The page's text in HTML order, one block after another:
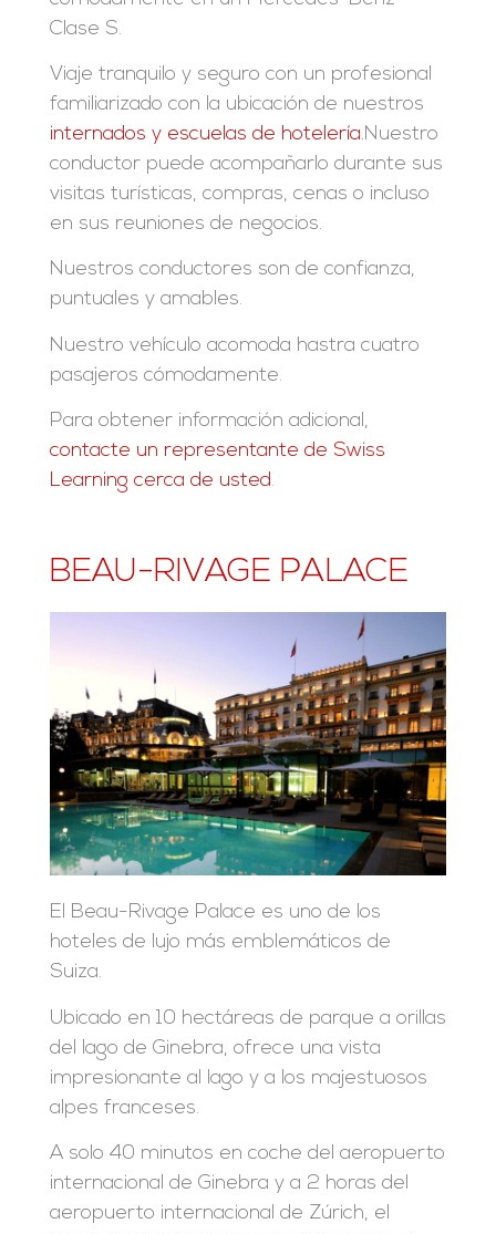
Clase S.
Viaje tranquilo y seguro con un profesional
familiarizado con la ubicación de nuestros
internados y escuelas de hotelería.Nuestro
conductor puede acompañarlo durante sus
visitas turísticas, compras, cenas o incluso
en sus reuniones de negocios.
Nuestros conductores son de confianza,
puntuales y amables.
Nuestro vehículo acomoda hastra cuatro
pasajeros cómodamente.
Para obtener información adicional,
contacte un representante de Swiss
Learning cerca de usted.
BEAU-RIVAGE PALACE
El Beau-Rivage Palace es uno de los
hoteles de lujo más emblemáticos de
Suiza.
Ubicado en 10 hectáreas de parque a orillas
del lago de Ginebra, ofrece una vista
impresionante al lago y a los majestuosos
alpes franceses.
A solo 40 minutos en coche del aeropuerto
internacional de Ginebra y a 2 horas del
aeropuerto internacional de Zúrich, el